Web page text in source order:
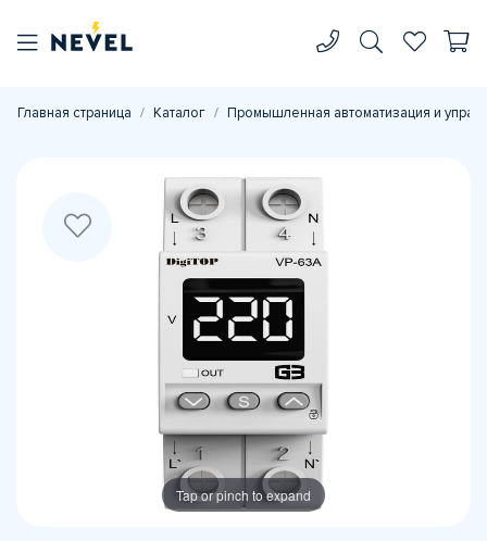
Главная страница Каталог Промышленная автоматизация и
Tap or pinch to expand